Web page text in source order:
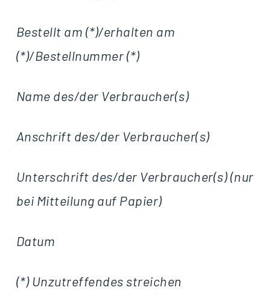
Bestellt am (*)/erhalten am
(*)/Bestellnummer (*)
Name des/der Verbraucher(s)
Anschrift des/der Verbraucher(s)
Unterschrift des/der Verbraucher(s) (nur
bei Mitteilung auf Papier)
Datum
(*) Unzutreffendes streichen